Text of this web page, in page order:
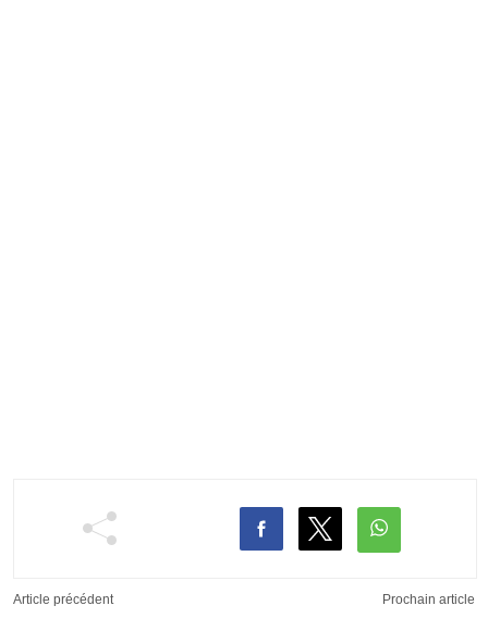
Article précédent Prochain article